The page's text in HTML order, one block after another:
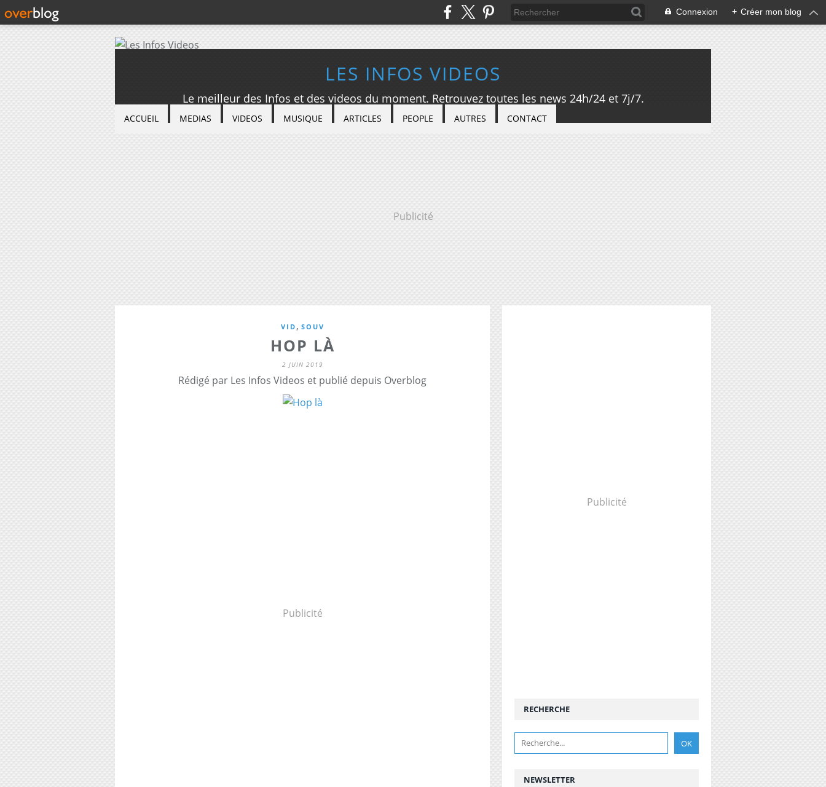
Connexion + Créer mon blog
LES INFOS VIDEOS
Le meilleur des Infos et des videos du moment. Retrouvez toutes les news 24h/24 et 7j/7.
ACCUEIL MEDIAS VIDEOS MUSIQUE ARTICLES PEOPLE AUTRES CONTACT
Publicité
VID , SOUV
HOP LÀ
2 JUIN 2019
Rédigé par Les Infos Videos et publié depuis Overblog
Publicité
Publicité
NEWSLETTER
RECHERCHE